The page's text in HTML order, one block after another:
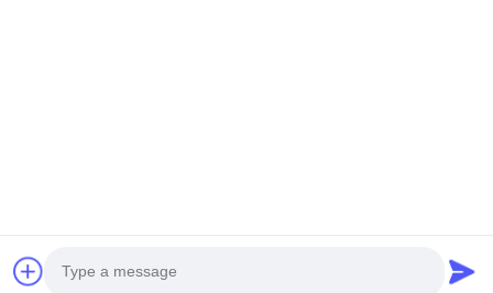
©2013- WUXI SYLAITH SPECIAL STEEL CO.,LTD. सभी अधिकार सुरक्षित हैं।